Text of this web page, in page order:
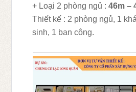
+ Loại 2 phòng ngủ :46m –
Thiết kế : 2 phòng ngủ, 1
sinh, 1 ban công.